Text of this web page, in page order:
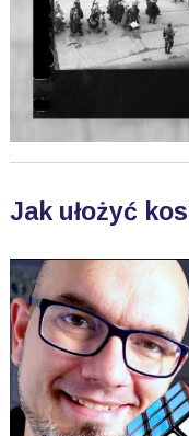
Jak ułożyć